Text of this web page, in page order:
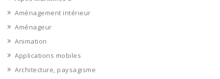
Aménagement intérieur
Aménageur
Animation
Applications mobiles
Architecture, paysagisme